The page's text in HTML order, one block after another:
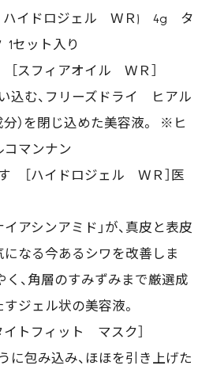
ハイドロジェル ＷＲ) 4g タ
セット入り
スフィアオイル ＷＲ］
込む、フリーズドライ ヒアル
）を閉じ込めた美容液。 ※ヒ
コマンナン
［ハイドロジェル ＷＲ］医
アシンアミド」が、真皮と表皮
になる今あるシワを改善しま
く、角層のすみずみまで厳選成
すジェル状の美容液。
トフィット マスク］
に包み込み、ほほを引き上げた